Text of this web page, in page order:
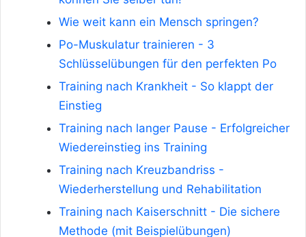
Wie weit kann ein Mensch springen?
Po-Muskulatur trainieren - 3
Schlüsselübungen für den perfekten Po
Training nach Krankheit - So klappt der
Einstieg
Training nach langer Pause - Erfolgreicher
Wiedereinstieg ins Training
Training nach Kreuzbandriss -
Wiederherstellung und Rehabilitation
Training nach Kaiserschnitt - Die sichere
Methode (mit Beispielübungen)